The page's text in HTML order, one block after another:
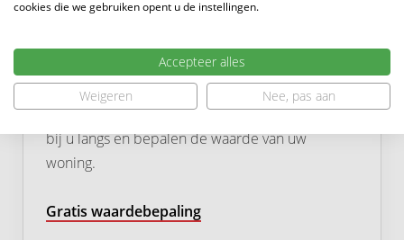
Gratis waardebepaling
U denkt erover uw woning te verkopen en wilt
graag weten wat het waard is? We komen graag
bij u langs en bepalen de waarde van uw
woning.
Gratis waardebepaling
cookies die we gebruiken opent u de instellingen.
Accepteer alles
Weigeren
Nee, pas aan